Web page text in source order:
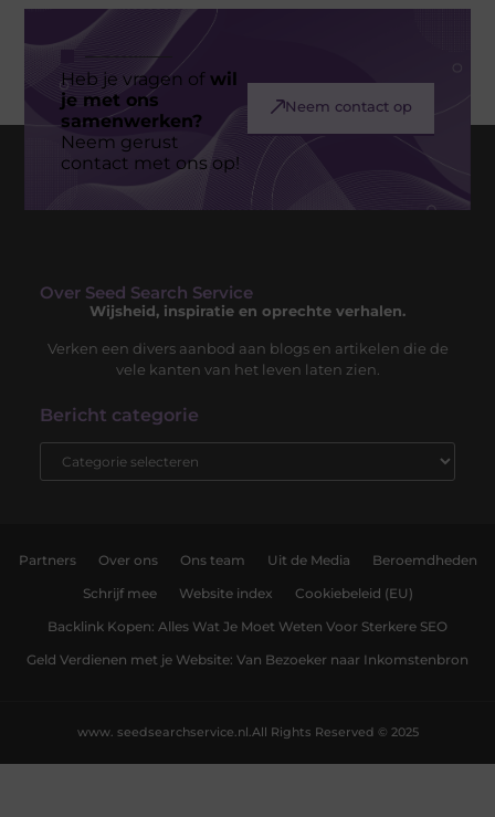
Heb je vragen ofwil
je met ons
samenwerken?
Neem gerust
contact met ons op!
Neem contact op
Over Seed Search Service
Wijsheid, inspiratie en oprechte verhalen.
Verken een divers aanbod aan blogs en artikelen die de
vele kanten van het leven laten zien.
Bericht categorie
Partners Over ons Ons team Uit de Media Beroemdheden
Schrijf mee Website index Cookiebeleid (EU)
Backlink Kopen: Alles Wat Je Moet Weten Voor Sterkere SEO
Geld Verdienen met je Website: Van Bezoeker naar Inkomstenbron
All Rights Reserved © 2025
www. seedsearchservice.nl.